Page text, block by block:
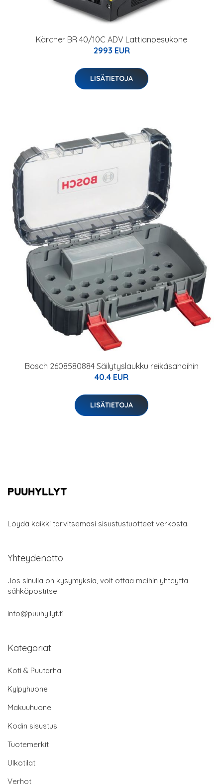
Kärcher BR 40/10C ADV Lattianpesukone
2993 EUR
LISÄTIETOJA
Bosch 2608580884 Säilytyslaukku reikäsahoihin
40.4 EUR
LISÄTIETOJA
Löydä kaikki tarvitsemasi sisustustuotteet verkosta.
Yhteydenotto
Jos sinulla on kysymyksiä, voit ottaa meihin yhteyttä
sähköpostitse:
info@puuhyllyt.fi
Kategoriat
Koti & Puutarha
Kylpyhuone
Makuuhuone
Kodin sisustus
Tuotemerkit
Ulkotilat
Verhot